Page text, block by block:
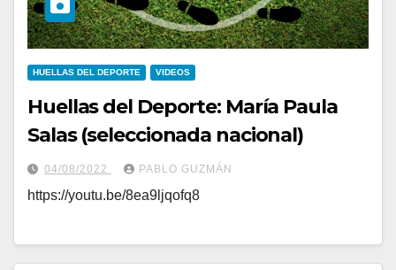
HUELLAS DEL DEPORTE VIDEOS
Huellas del Deporte: María Paula
Salas (seleccionada nacional)
04/08/2022 PABLO GUZMÁN
https://youtu.be/8ea9ljqofq8